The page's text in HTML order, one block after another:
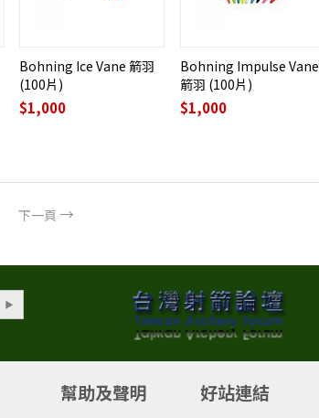
Bohning Ice Vane 箭羽
(100片)
$1,000
Bohning Impulse Vane
箭羽 (100片)
$1,000
下一頁
幫助及聲明 好站連結